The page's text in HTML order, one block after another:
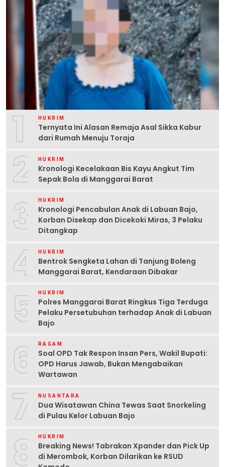
1 HUKRIM
Ternyata Ini Alasan Remaja Asal Sikka Kabur
dari Rumah Menuju Toraja
2 HUKRIM
Kronologi Kecelakaan Bis Kayu Angkut Tim
Sepak Bola di Manggarai Barat
3 HUKRIM
Kronologi Pencabulan Anak di Labuan Bajo,
Korban Disekap dan Dicekoki Miras, 3 Pelaku
Ditangkap
4 HUKRIM
Bentrok Sengketa Lahan di Tanjung Boleng
Manggarai Barat, Kendaraan Dibakar
5 HUKRIM
Polres Manggarai Barat Ringkus Tiga Terduga
Pelaku Persetubuhan terhadap Anak di Labuan
Bajo
6 RAGAM
Soal OPD Tak Respon Insan Pers, Wakil Bupati:
OPD Harus Jawab, Bukan Mengabaikan
Wartawan
7 NUSANTARA
Dua Wisatawan China Tewas Saat Snorkeling
di Pulau Kelor Labuan Bajo
8 HUKRIM
Breaking News! Tabrakan Xpander dan Pick Up
di Merombok, Korban Dilarikan ke RSUD